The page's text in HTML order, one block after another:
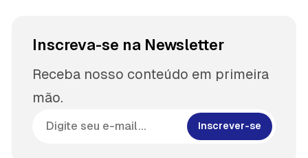
Inscreva-se na Newsletter
Receba nosso conteúdo em primeira
mão.
Inscrever-se